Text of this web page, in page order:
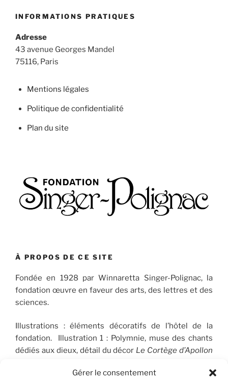
Gérer le consentement
INFORMATIONS PRATIQUES
Adresse
43 avenue Georges Mandel
75116, Paris
Mentions légales
Politique de confidentialité
Plan du site
À PROPOS DE CE SITE
Fondée en 1928 par Winnaretta Singer-Polignac, la
fondation œuvre en faveur des arts, des lettres et des
sciences.
Illustrations : éléments décoratifs de l’hôtel de la
fondation. Illustration 1 : Polymnie, muse des chants
dédiés aux dieux, détail du décor Le Cortège d’Apollon
orne le plafond du Salon de musique. © FSP/OLG